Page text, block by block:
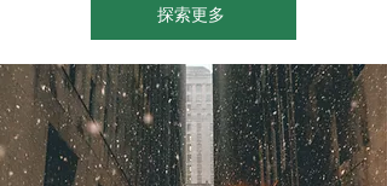
探索更多